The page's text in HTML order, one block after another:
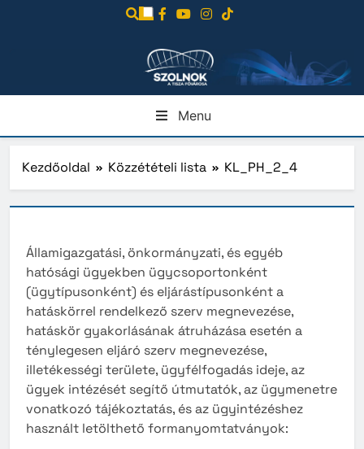
Menu
Kezdőoldal Közzétételi lista KL_PH_2_4
Államigazgatási, önkormányzati, és egyéb
hatósági ügyekben ügycsoportonként
(ügytípusonként) és eljárástípusonként a
hatáskörrel rendelkező szerv megnevezése,
hatáskör gyakorlásának átruházása esetén a
ténylegesen eljáró szerv megnevezése,
illetékességi területe, ügyfélfogadás ideje, az
ügyek intézését segítő útmutatók, az ügymenetre
vonatkozó tájékoztatás, és az ügyintézéshez
használt letölthető formanyomtatványok: